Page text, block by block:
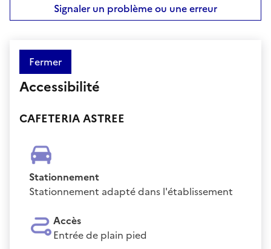
Signaler un problème ou une erreur
Fermer
Accessibilité
CAFETERIA ASTREE
Stationnement
Stationnement adapté dans l'établissement
Accès
Entrée de plain pied